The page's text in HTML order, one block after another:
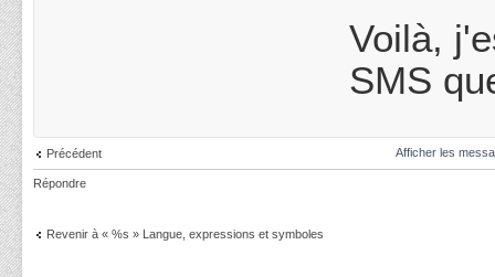
Voilà,
SMS
Précédent Afficher les
Répondre
Revenir à « %s » Langue, expressions et symboles